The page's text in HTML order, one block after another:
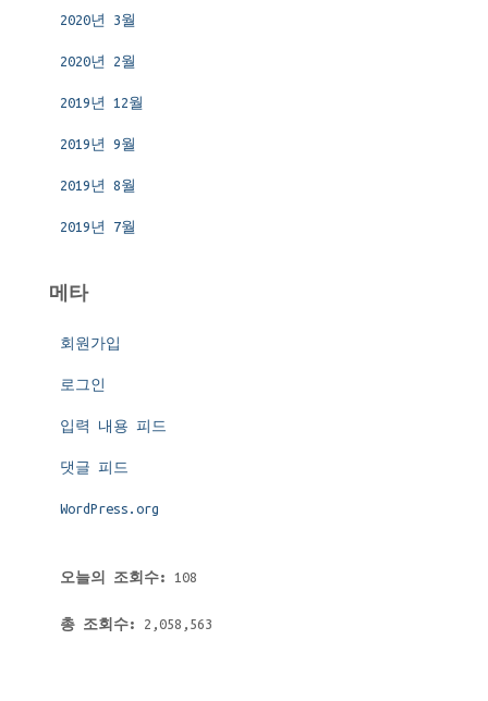
2020년 3월
2020년 2월
2019년 12월
2019년 9월
2019년 8월
2019년 7월
메타
회원가입
로그인
입력 내용 피드
댓글 피드
WordPress.org
오늘의 조회수: 108
총 조회수: 2,058,563